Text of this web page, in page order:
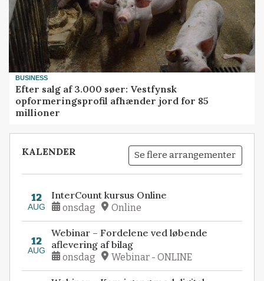
BUSINESS
Efter salg af 3.000 søer: Vestfynsk
opformeringsprofil afhænder jord for 85
millioner
KALENDER Se flere arrangementer
12
AUG
InterCount kursus Online
onsdag Online
12
AUG
Webinar – Fordelene ved løbende
aflevering af bilag
onsdag Webinar - ONLINE